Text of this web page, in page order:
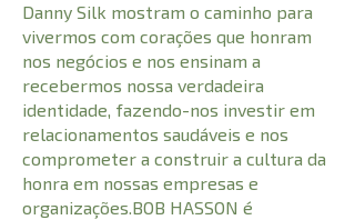
Danny Silk mostram o caminho para
vivermos com corações que honram
nos negócios e nos ensinam a
recebermos nossa verdadeira
identidade, fazendo-nos investir em
relacionamentos saudáveis e nos
comprometer a construir a cultura da
honra em nossas empresas e
organizações.BOB HASSON é